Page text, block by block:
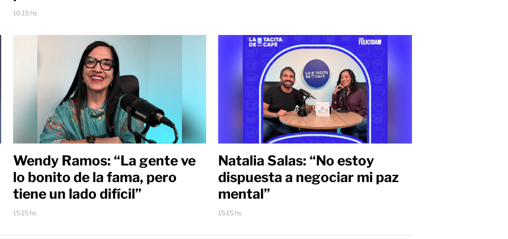
10:15 hs
Wendy Ramos: “La gente ve
lo bonito de la fama, pero
tiene un lado difícil”
15:15 hs
Natalia Salas: “No estoy
dispuesta a negociar mi paz
mental”
15:15 hs